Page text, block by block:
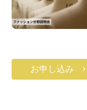
お申し込み